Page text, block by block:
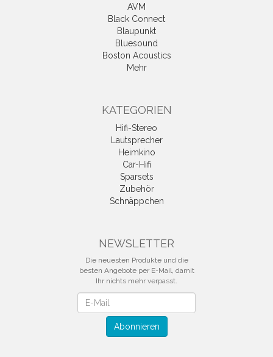
AVM
Black Connect
Blaupunkt
Bluesound
Boston Acoustics
Mehr
KATEGORIEN
Hifi-Stereo
Lautsprecher
Heimkino
Car-Hifi
Sparsets
Zubehör
Schnäppchen
NEWSLETTER
Die neuesten Produkte und die
besten Angebote per E-Mail, damit
Ihr nichts mehr verpasst.
Abonnieren